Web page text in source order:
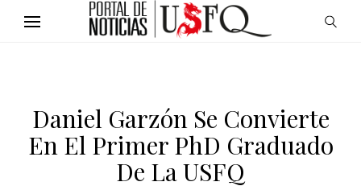
Daniel Garzón Se Convierte
En El Primer PhD Graduado
De La USFQ